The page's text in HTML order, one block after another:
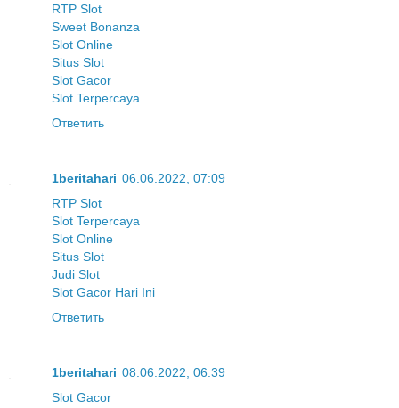
RTP Slot
Sweet Bonanza
Slot Online
Situs Slot
Slot Gacor
Slot Terpercaya
Ответить
1beritahari 06.06.2022, 07:09
RTP Slot
Slot Terpercaya
Slot Online
Situs Slot
Judi Slot
Slot Gacor Hari Ini
Ответить
1beritahari 08.06.2022, 06:39
Slot Gacor